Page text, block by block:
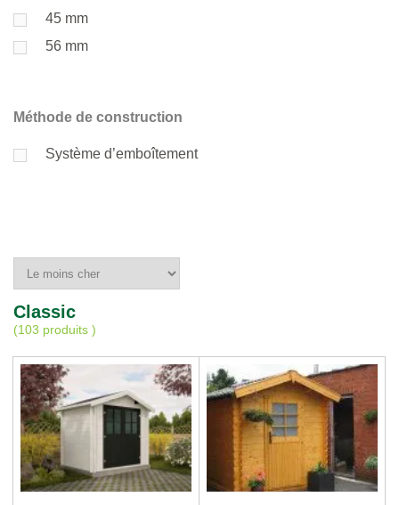
45 mm
56 mm
Méthode de construction
Système d’emboîtement
Classic
(103 produits )